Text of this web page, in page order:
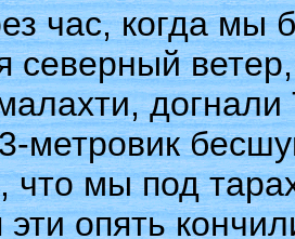
час, когда мы
северный
метровик
что мы под
опять